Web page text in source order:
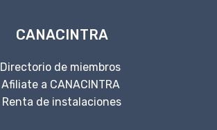
CANACINTRA
Directorio de miembros
Afiliate a CANACINTRA
Renta de instalaciones